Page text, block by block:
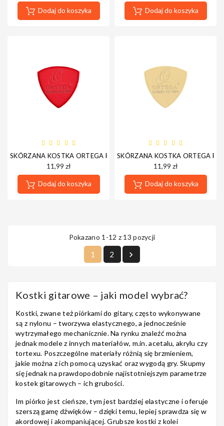
Dodaj do koszyka Dodaj do koszyka
SKÓRZANA KOSTKA ORTEGA PICK-ASS RED
11,99 zł
Dodaj do koszyka
SKÓRZANA KOSTKA ORTEGA
11,99 zł
Dodaj do koszyka
Pokazano 1-12 z 13 pozycji
1 2 
Kostki gitarowe – jaki model wybrać?
Kostki, zwane też piórkami do gitary, często wykonywane
są z nylonu – tworzywa elastycznego, a jednocześnie
wytrzymałego mechanicznie. Na rynku znaleźć można
jednak modele z innych materiałów, m.in. acetalu, akrylu czy
tortexu. Poszczególne materiały różnią się brzmieniem,
jakie można z ich pomocą uzyskać oraz wygodą gry. Skupmy
się jednak na prawdopodobnie najistotniejszym parametrze
kostek gitarowych – ich grubości.
Im piórko jest cieńsze, tym jest bardziej elastyczne i oferuje
szerszą gamę dźwięków – dzięki temu, lepiej sprawdza się w
akordowej i akompaniującej. Grubsze kostki z kolei